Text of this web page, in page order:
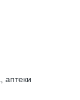
аптеки